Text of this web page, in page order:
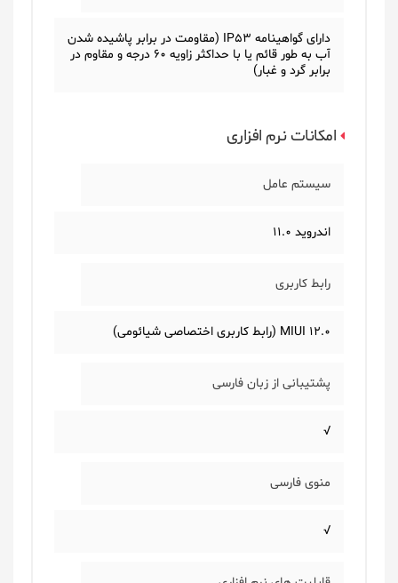
دارای گواهینامه IP53 (مقاومت در برابر پاشیده شدن
آب به طور قائم یا با حداکثر زاویه 60 درجه و مقاوم در
برابر گرد و غبار)
امکانات نرم افزاری
سیستم عامل
اندروید 11.0
رابط کاربری
MIUI 12.0 (رابط کاربری اختصاصی شیائومی)
پشتیبانی از زبان فارسی
√
منوی فارسی
√